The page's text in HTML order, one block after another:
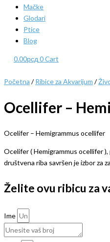
Mačke
Glodari
Ptice
Blog
0.00рсд 0Cart
Početna /Ribice za Akvarijum /
Ocellifer –
Ocelifer – Hemigrammus ocellifer
Ocelifer ( Hemigrammus ocellifer
društvena riba savršen je izbor za
Želite ovu ribicu za
Ime